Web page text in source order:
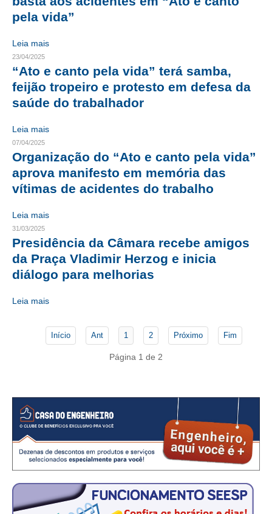
CURSOS
ENGENHEIRO EMPREENDEDOR
SEESP EDUCAÇÃO
APOSENTADORIA
SEESPPREV
CONSÓRCIOS
CAMPANHAS SALARIAIS
PALAVRA DO MURILO
CONTEÚDO ESPECIAL
JORNAL DO ENGENHEIRO
AGENDA
SEESP NOTÍCIAS
NOTÍCIAS NO WHATSAPP
pela vida”
Leia mais
23/04/2025
“Ato e canto pela vida” terá samba,
feijão tropeiro e protesto em defesa da
saúde do trabalhador
Leia mais
07/04/2025
Organização do “Ato e canto pela vida”
aprova manifesto em memória das
vítimas de acidentes do trabalho
Leia mais
31/03/2025
Presidência da Câmara recebe amigos
da Praça Vladimir Herzog e inicia
diálogo para melhorias
Leia mais
Início Ant 1 2 Próximo Fim
Página 1 de 2